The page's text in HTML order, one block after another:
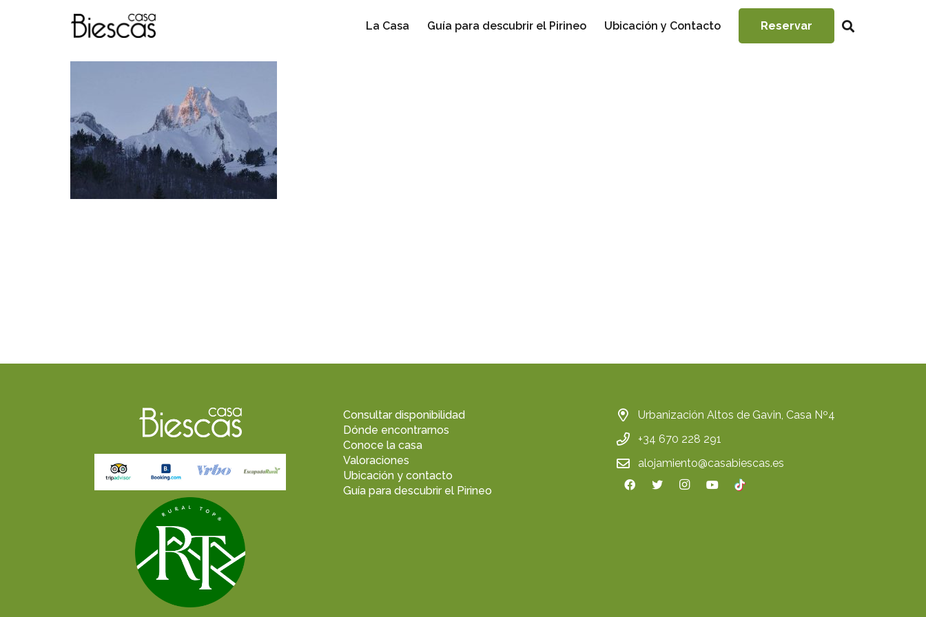
La Casa Guía para descubrir el Pirineo Ubicación y Contacto Reservar
Consultar disponibilidad
Dónde encontrarnos
Conoce la casa
Valoraciones
Ubicación y contacto
Guía para descubrir el Pirineo
Urbanización Altos de Gavin, Casa Nº4
+34 670 228 291
alojamiento@casabiescas.es